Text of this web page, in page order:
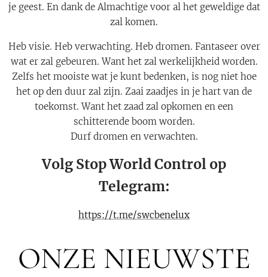
je geest. En dank de Almachtige voor al het geweldige dat
zal komen.
Heb visie. Heb verwachting. Heb dromen. Fantaseer over
wat er zal gebeuren. Want het zal werkelijkheid worden.
Zelfs het mooiste wat je kunt bedenken, is nog niet hoe
het op den duur zal zijn. Zaai zaadjes in je hart van de
toekomst. Want het zaad zal opkomen en een
schitterende boom worden.
Durf dromen en verwachten.
Volg Stop World Control op
Telegram:
https://t.me/swcbenelux
ONZE NIEUWSTE